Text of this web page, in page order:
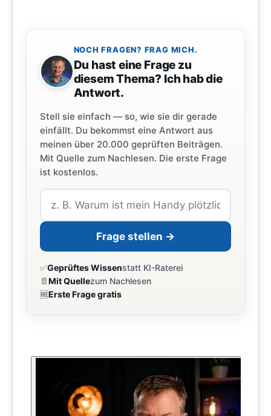
NOCH FRAGEN? FRAG MICH.
Du hast eine Frage zu
diesem Thema? Ich hab die
Antwort.
Stell sie einfach — so, wie sie dir gerade
einfällt. Du bekommst eine Antwort aus
meinen über 20.000 geprüften Beiträgen.
Mit Quelle zum Nachlesen. Die erste Frage
ist kostenlos.
Frage stellen →
✅Geprüftes Wissenstatt KI-Raterei
📄Mit Quellezum Nachlesen
🆓Erste Frage gratis